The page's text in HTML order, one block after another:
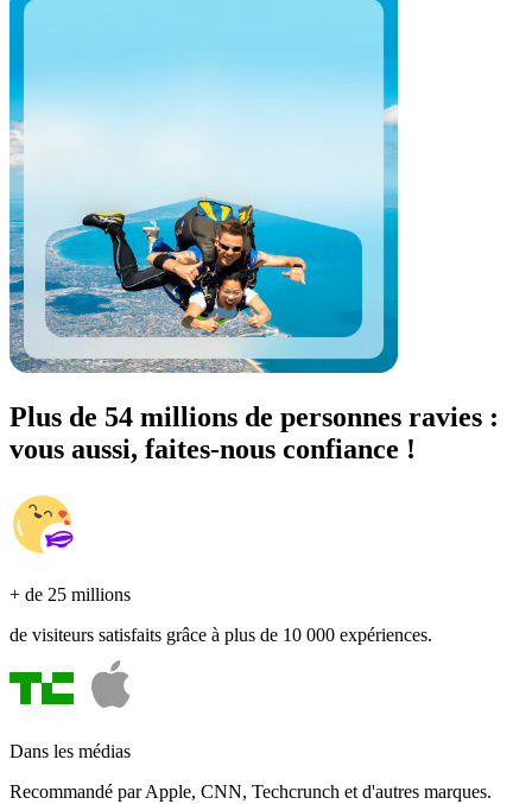
Plus de 54 millions de personnes ravies :
vous aussi, faites-nous confiance !
+ de 25 millions
de visiteurs satisfaits grâce à plus de 10 000 expériences.
Dans les médias
Recommandé par Apple, CNN, Techcrunch et d'autres marques.